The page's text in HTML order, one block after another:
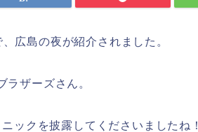
広島の夜が紹介されました。
ザーズさん。
ックを披露してくださいましたね！